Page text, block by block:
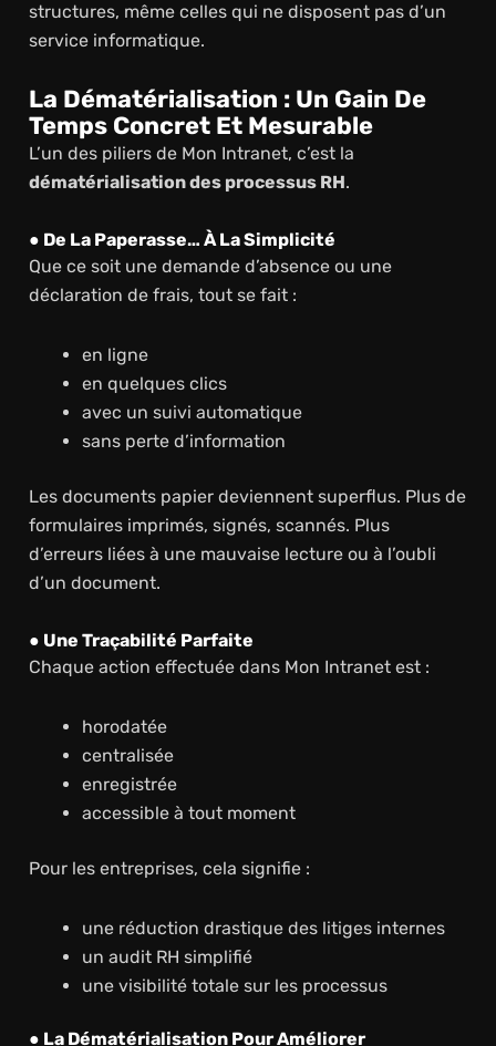
structures, même celles qui ne disposent pas d’un
service informatique.
La Dématérialisation : Un Gain De
Temps Concret Et Mesurable
L’un des piliers de Mon Intranet, c’est la
dématérialisation des processus RH.
● De La Paperasse… À La Simplicité
Que ce soit une demande d’absence ou une
déclaration de frais, tout se fait :
en ligne
en quelques clics
avec un suivi automatique
sans perte d’information
Les documents papier deviennent superflus. Plus de
formulaires imprimés, signés, scannés. Plus
d’erreurs liées à une mauvaise lecture ou à l’oubli
d’un document.
● Une Traçabilité Parfaite
Chaque action effectuée dans Mon Intranet est :
horodatée
centralisée
enregistrée
accessible à tout moment
Pour les entreprises, cela signifie :
une réduction drastique des litiges internes
un audit RH simplifié
une visibilité totale sur les processus
● La Dématérialisation Pour Améliorer